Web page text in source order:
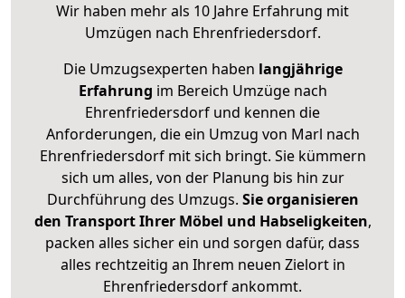
Wir haben mehr als 10 Jahre Erfahrung mit
Umzügen nach Ehrenfriedersdorf.
Die Umzugsexperten haben langjährige
Erfahrung im Bereich Umzüge nach
Ehrenfriedersdorf und kennen die
Anforderungen, die ein Umzug von Marl nach
Ehrenfriedersdorf mit sich bringt. Sie kümmern
sich um alles, von der Planung bis hin zur
Durchführung des Umzugs. Sie organisieren
den Transport Ihrer Möbel und Habseligkeiten,
packen alles sicher ein und sorgen dafür, dass
alles rechtzeitig an Ihrem neuen Zielort in
Ehrenfriedersdorf ankommt.